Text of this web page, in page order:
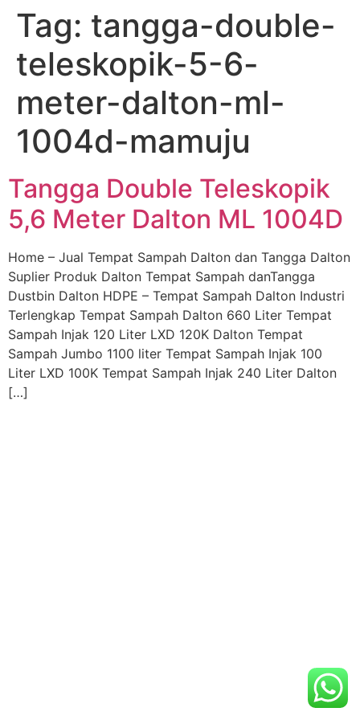
Skip
content
Tag: tangga-double-
teleskopik-5-6-
meter-dalton-ml-
1004d-mamuju
Tangga Double Teleskopik
5,6 Meter Dalton ML 1004D
Home – Jual Tempat Sampah Dalton dan Tangga Dalton
Suplier Produk Dalton Tempat Sampah danTangga
Dustbin Dalton HDPE – Tempat Sampah Dalton Industri
Terlengkap Tempat Sampah Dalton 660 Liter Tempat
Sampah Injak 120 Liter LXD 120K Dalton Tempat
Sampah Jumbo 1100 liter Tempat Sampah Injak 100
Liter LXD 100K Tempat Sampah Injak 240 Liter Dalton
[…]